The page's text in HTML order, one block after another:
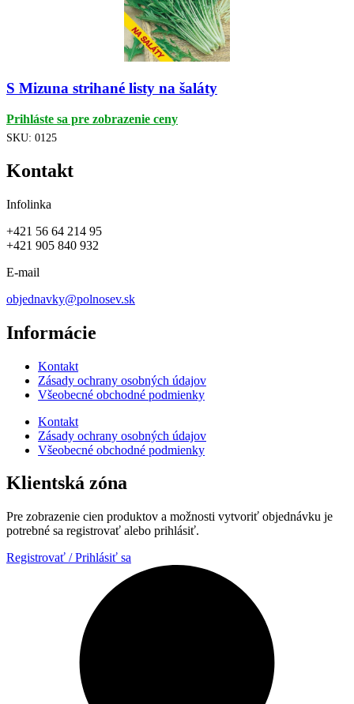
S Mizuna strihané listy na šaláty
Prihláste sa pre zobrazenie ceny
SKU: 0125
Kontakt
Infolinka
+421 56 64 214 95
+421 905 840 932
E-mail
objednavky@polnosev.sk
Informácie
Kontakt
Zásady ochrany osobných údajov
Všeobecné obchodné podmienky
Kontakt
Zásady ochrany osobných údajov
Všeobecné obchodné podmienky
Klientská zóna
Pre zobrazenie cien produktov a možnosti vytvoriť objednávku je
potrebné sa registrovať alebo prihlásiť.
Registrovať / Prihlásiť sa